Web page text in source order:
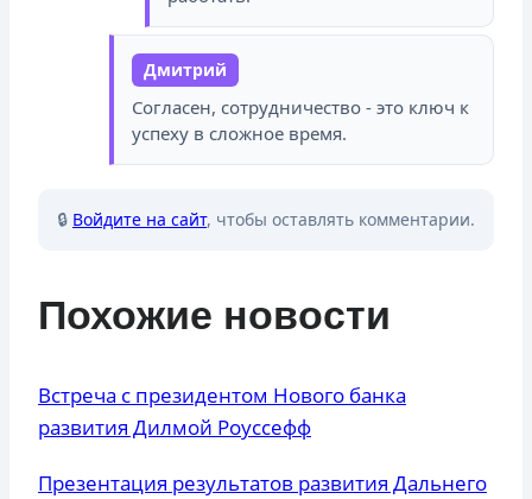
Дмитрий
Согласен, сотрудничество - это ключ к
успеху в сложное время.
🔒 Войдите на сайт, чтобы оставлять комментарии.
Похожие новости
Встреча с президентом Нового банка
развития Дилмой Роуссефф
Презентация результатов развития Дальнего